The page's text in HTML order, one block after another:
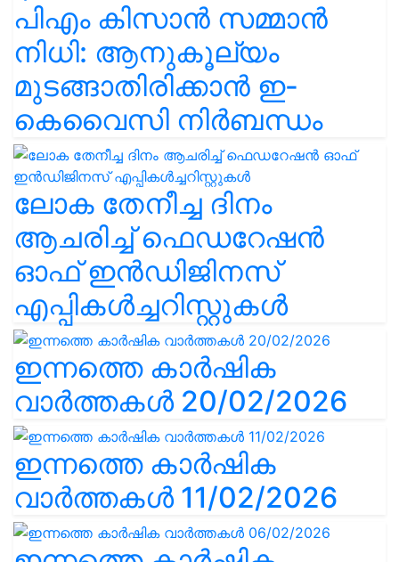
പിഎം കിസാൻ സമ്മാൻ
നിധി: ആനുകൂല്യം
മുടങ്ങാതിരിക്കാൻ ഇ-
കെവൈസി നിർബന്ധം
ലോക തേനീച്ച ദിനം
ആചരിച്ച് ഫെഡറേഷൻ
ഓഫ് ഇൻഡിജിനസ്
എപ്പികൾച്ചറിസ്റ്റുകൾ
ഇന്നത്തെ കാർഷിക
വാർത്തകൾ 20/02/2026
ഇന്നത്തെ കാർഷിക
വാർത്തകൾ 11/02/2026